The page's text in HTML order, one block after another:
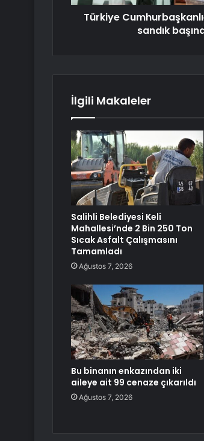
Türkiye
sandık
İlgili Makaleler
Salihli Belediyesi Keli
Mahallesi’nde 2 Bin 250 Ton
Sıcak Asfalt Çalışmasını
Tamamladı
Ağustos 7, 2026
Bu binanın enkazından iki
aileye ait 99 cenaze çıkarıldı
Ağustos 7, 2026